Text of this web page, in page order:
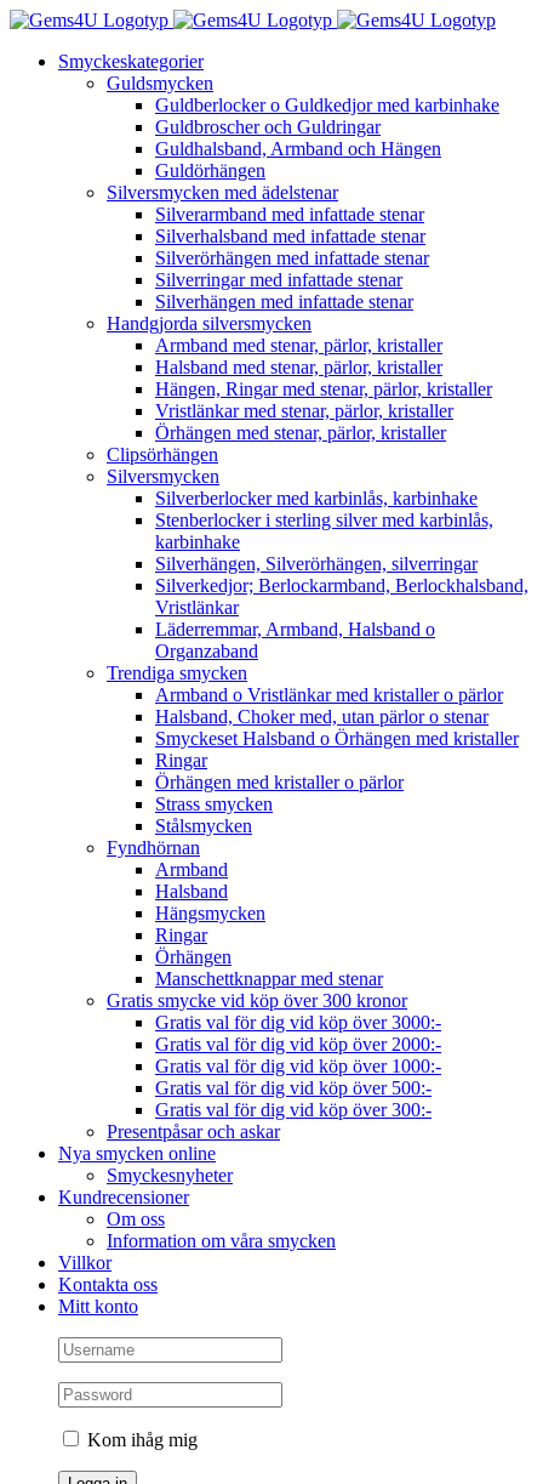
Fortsätt
innehålletSmyckeskategorier
Guldsmycken
Guldberlocker o Guldkedjor med karbinhake
Guldbroscher och Guldringar
Guldhalsband, Armband och Hängen
Guldörhängen
Silversmycken med ädelstenar
Silverarmband med infattade stenar
Silverhalsband med infattade stenar
Silverörhängen med infattade stenar
Silverringar med infattade stenar
Silverhängen med infattade stenar
Handgjorda silversmycken
Armband med stenar, pärlor, kristaller
Halsband med stenar, pärlor, kristaller
Hängen, Ringar med stenar, pärlor, kristaller
Vristlänkar med stenar, pärlor, kristaller
Örhängen med stenar, pärlor, kristaller
Clipsörhängen
Silversmycken
Silverberlocker med karbinlås, karbinhake
Stenberlocker i sterling silver med karbinlås,
karbinhake
Silverhängen, Silverörhängen, silverringar
Silverkedjor; Berlockarmband, Berlockhalsband,
Vristlänkar
Läderremmar, Armband, Halsband o
Organzaband
Trendiga smycken
Armband o Vristlänkar med kristaller o pärlor
Halsband, Choker med, utan pärlor o stenar
Smyckeset Halsband o Örhängen med kristaller
Ringar
Örhängen med kristaller o pärlor
Strass smycken
Stålsmycken
Fyndhörnan
Armband
Halsband
Hängsmycken
Ringar
Örhängen
Manschettknappar med stenar
Gratis smycke vid köp över 300 kronor
Gratis val för dig vid köp över 3000:-
Gratis val för dig vid köp över 2000:-
Gratis val för dig vid köp över 1000:-
Gratis val för dig vid köp över 500:-
Gratis val för dig vid köp över 300:-
Presentpåsar och askar
Nya smycken online
Smyckesnyheter
Kundrecensioner
Om oss
Information om våra smycken
Villkor
Kontakta oss
Mitt konto
Kom ihåg mig